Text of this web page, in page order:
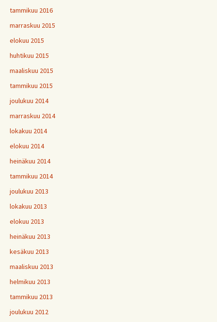
tammikuu 2016
marraskuu 2015
elokuu 2015
huhtikuu 2015
maaliskuu 2015
tammikuu 2015
joulukuu 2014
marraskuu 2014
lokakuu 2014
elokuu 2014
heinäkuu 2014
tammikuu 2014
joulukuu 2013
lokakuu 2013
elokuu 2013
heinäkuu 2013
kesäkuu 2013
maaliskuu 2013
helmikuu 2013
tammikuu 2013
joulukuu 2012